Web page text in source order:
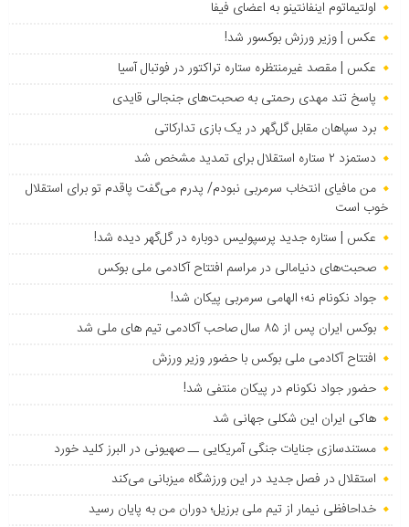
اولتیماتوم اینفانتینو به اعضای فیفا
عکس | وزیر ورزش بوکسور شد!
عکس | مقصد غیرمنتظره ستاره تراکتور در فوتبال آسیا
پاسخ تند مهدی رحمتی به صحبت‌های جنجالی قایدی
برد سپاهان مقابل گل‌گهر در یک بازی تدارکاتی
دستمزد ۲ ستاره استقلال برای تمدید مشخص شد
من مافیای انتخاب سرمربی نبودم/ پدرم می‌گفت پاقدم تو برای استقلال
خوب است
عکس | ستاره جدید پرسپولیس دوباره در گل‌گهر دیده شد!
صحبت‌های دنیامالی در مراسم افتتاح آکادمی ملی بوکس
جواد نکونام نه؛ الهامی سرمربی پیکان شد!
بوکس ایران پس از ۸۵ سال صاحب آکادمی تیم های ملی شد
افتتاح آکادمی ملی بوکس با حضور وزیر ورزش
حضور جواد نکونام در پیکان منتفی شد!
هاکی ایران این شکلی جهانی شد
مستندسازی جنایات جنگی آمریکایی ــ صهیونی در البرز کلید خورد
استقلال در فصل جدید در این ورزشگاه میزبانی می‌کند
خداحافظی نیمار از تیم ملی برزیل؛ دوران من به پایان رسید